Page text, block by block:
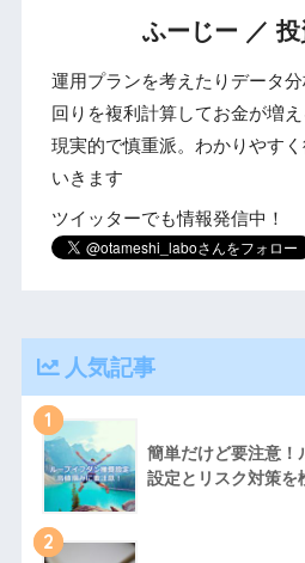
ふーじー ／ 投
運用プランを考えたりデータ
回りを複利計算してお金が増
現実的で慎重派。わかりやす
いきます
ツイッターでも情報発信中！
人気記事
1
簡単だけど要注意！
設定とリスク対策を
2